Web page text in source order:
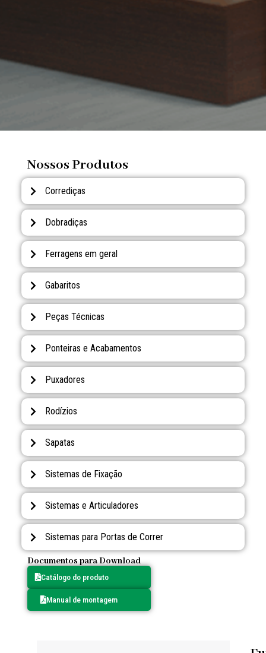
Nossos Produtos
Corrediças
Dobradiças
Ferragens em geral
Gabaritos
Peças Técnicas
Ponteiras e Acabamentos
Puxadores
Rodízios
Sapatas
Sistemas de Fixação
Sistemas e Articuladores
Sistemas para Portas de Correr
Documentos para Download
Catálogo do produto
Manual de montagem